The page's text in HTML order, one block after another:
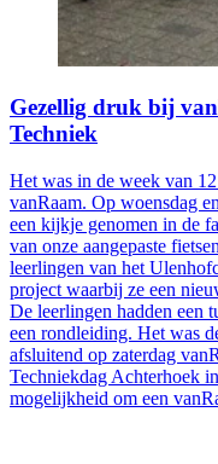
Gezellig druk bij
Techniek
Het was in de week van
vanRaam. Op woensdag
een kijkje genomen in de
van onze aangepaste
leerlingen van het
project waarbij ze een
De leerlingen hadden een
een rondleiding. Het was
afsluitend op zaterdag
Techniekdag Achterhoek
mogelijkheid om een